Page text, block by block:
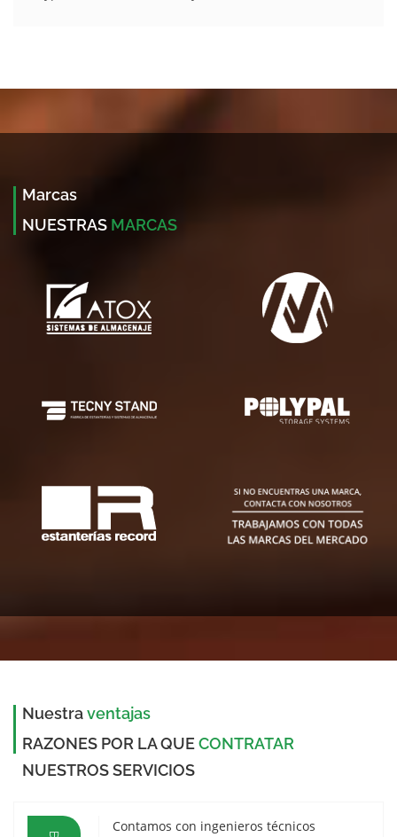
Marcas
NUESTRAS MARCAS
Nuestraventajas
RAZONES POR LA QUECONTRATAR
NUESTROS SERVICIOS
Contamos con ingenieros técnicos